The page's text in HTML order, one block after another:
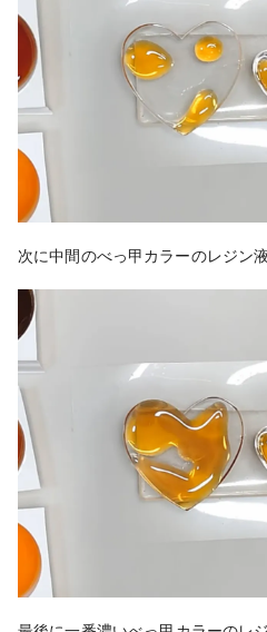
次に中間のべっ甲カラーのレジン